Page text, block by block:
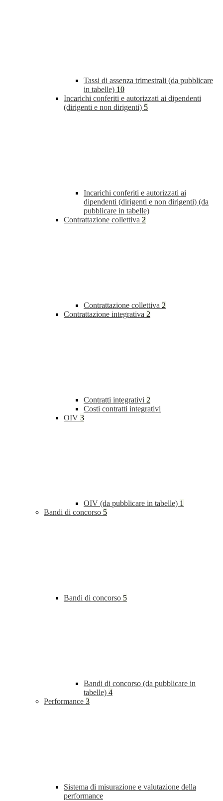
Tassi di assenza trimestrali (da pubblicare
in tabelle) 10
Incarichi conferiti e autorizzati ai dipendenti
(dirigenti e non dirigenti) 5
Incarichi conferiti e autorizzati ai
dipendenti (dirigenti e non dirigenti) (da
pubblicare in tabelle)
Contrattazione collettiva 2
Contrattazione collettiva 2
Contrattazione integrativa 2
Contratti integrativi 2
Costi contratti integrativi
OIV 3
OIV (da pubblicare in tabelle) 1
Bandi di concorso 5
Bandi di concorso 5
Bandi di concorso (da pubblicare in
tabelle) 4
Performance 3
Sistema di misurazione e valutazione della
performance